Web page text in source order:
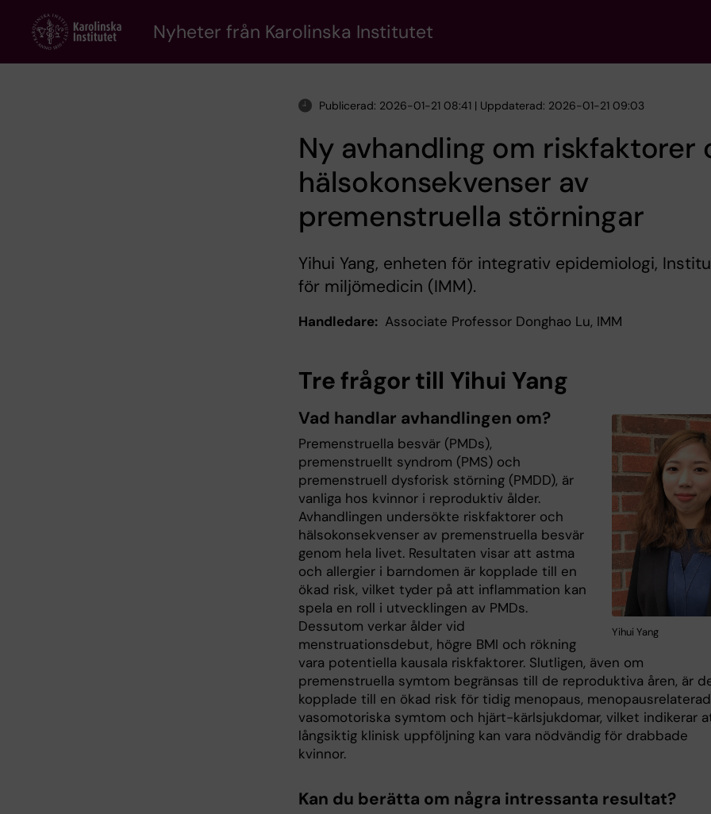
content
Nyheter från Karolinska Institutet
Publicerad: 2026-01-21 08:41 | Uppdaterad: 2026-01-21 09:03
Ny avhandling om riskfaktorer
hälsokonsekvenser av
premenstruella störningar
Yihui Yang, enheten för integrativ epidemiologi,
för miljömedicin (IMM).
Handledare: Associate Professor Donghao Lu, IMM
Tre frågor till Yihui Yang
Yihui Yang
Vad handlar avhandlingen om?
Premenstruella besvär (PMDs),
premenstruellt syndrom (PMS) och
premenstruell dysforisk störning (PMDD), är
vanliga hos kvinnor i reproduktiv ålder.
Avhandlingen undersökte riskfaktorer och
hälsokonsekvenser av premenstruella besvär
genom hela livet. Resultaten visar att astma
och allergier i barndomen är kopplade till en
ökad risk, vilket tyder på att inflammation kan
spela en roll i utvecklingen av PMDs.
Dessutom verkar ålder vid
menstruationsdebut, högre BMI och rökning
vara potentiella kausala riskfaktorer. Slutligen, även om
premenstruella symtom begränsas till de reproduktiva åren, är
kopplade till en ökad risk för tidig menopaus,
vasomotoriska symtom och hjärt-kärlsjukdomar, vilket indikerar
långsiktig klinisk uppföljning kan vara nödvändig för drabbade
kvinnor.
Kan du berätta om några intressanta resultat?